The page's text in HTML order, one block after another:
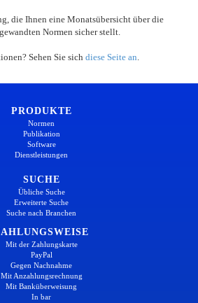
die Ihnen eine Monatsübersicht über die
Normen sicher stellt.
Sehen Sie sich diese Seite an
PRODUKTE
Normen
Publikation
Software
Dienstleistungen
SUCHE
Übliche Suche
Erweiterte Suche
Suche nach Branchen
Mit der Zahlungskarte
PayPal
Gegen Nachnahme
Mit Anzahlungsrechnung
Mit Banküberweisung
In bar